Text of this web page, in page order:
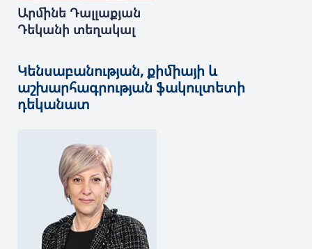
Արմինե Դալլաքյան
Դեկանի տեղակալ
Կենսաբանության, քիմիայի և
աշխարհագրության ֆակուլտետի
դեկանատ